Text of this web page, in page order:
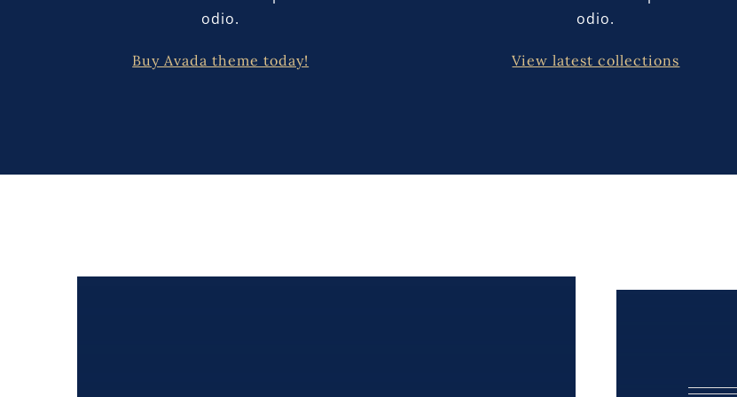
odio.
Buy Avada theme today!
odio.
View latest collections